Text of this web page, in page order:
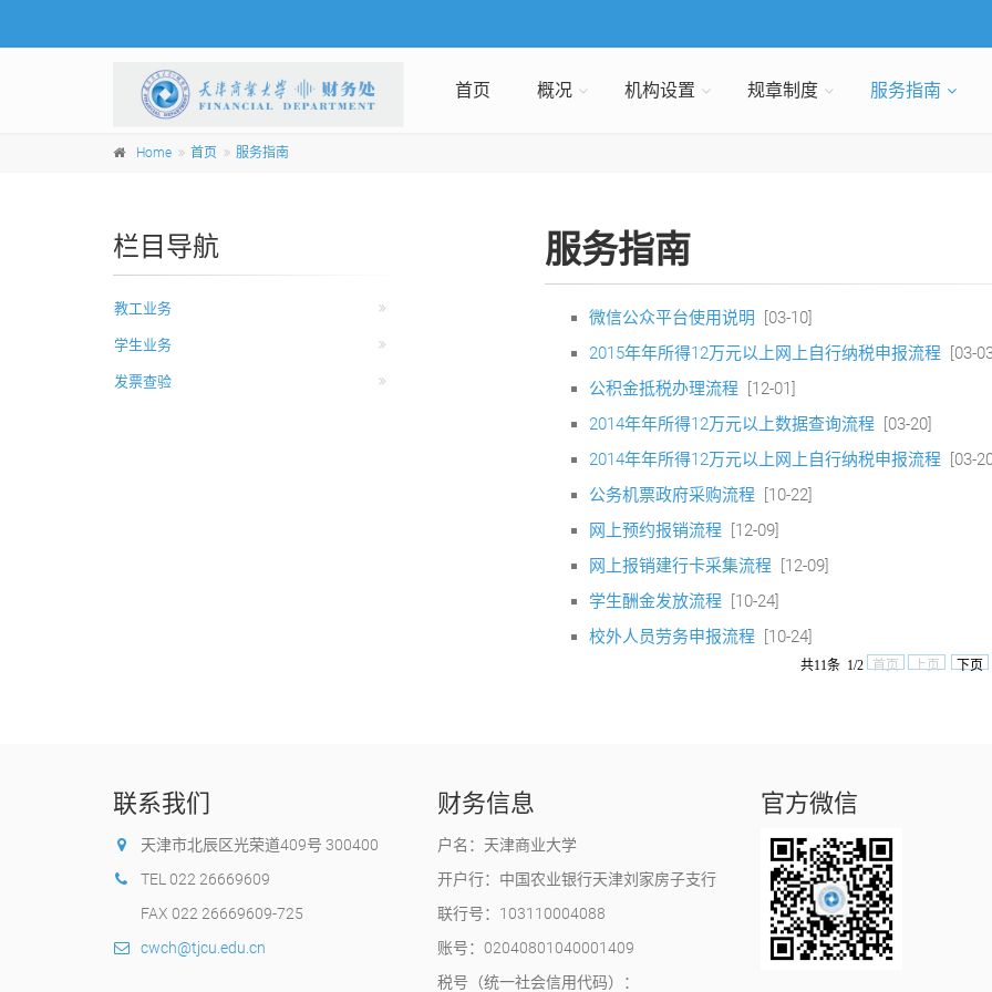
首页 概况 机构设置 规章制度 服务指南
Home 首页 服务指南
服务指南
微信公众平台使用说明
[03-10]
2015年年所得12万元以上网上自行纳税申报流程 [03-
公积金抵税办理流程 [12-01]
2014年年所得12万元以上数据查询流程 [03-20]
2014年年所得12万元以上网上自行纳税申报流程 [03-
公务机票政府采购流程 [10-22]
网上预约报销流程 [12-09]
网上报销建行卡采集流程 [12-09]
学生酬金发放流程 [10-24]
校外人员劳务申报流程 [10-24]
共11条 1/2 首页 上页 下页
栏目导航
教工业务
学生业务
发票查验
联系我们
天津市北辰区光荣道409号 300400
TEL 022 26669609
FAX 022 26669609-725
cwch@tjcu.edu.cn
财务信息
户名：天津商业大学
开户行：中国农业银行天津刘家房子支行
联行号：103110004088
账号：02040801040001409
税号（统一社会信用代码）：
官方微信